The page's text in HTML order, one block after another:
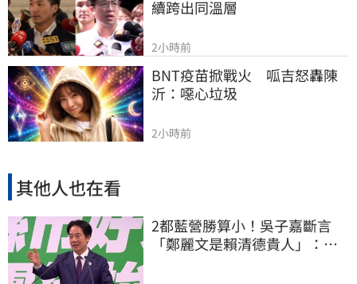
續跨出同溫層
2小時前
BNT疫苗掀戰火　呱吉怒轟陳
沂：噁心垃圾
2小時前
其他人也在看
2都藍營勝算小！吳子嘉斷言
「鄭麗文是賴清德貴人」：保